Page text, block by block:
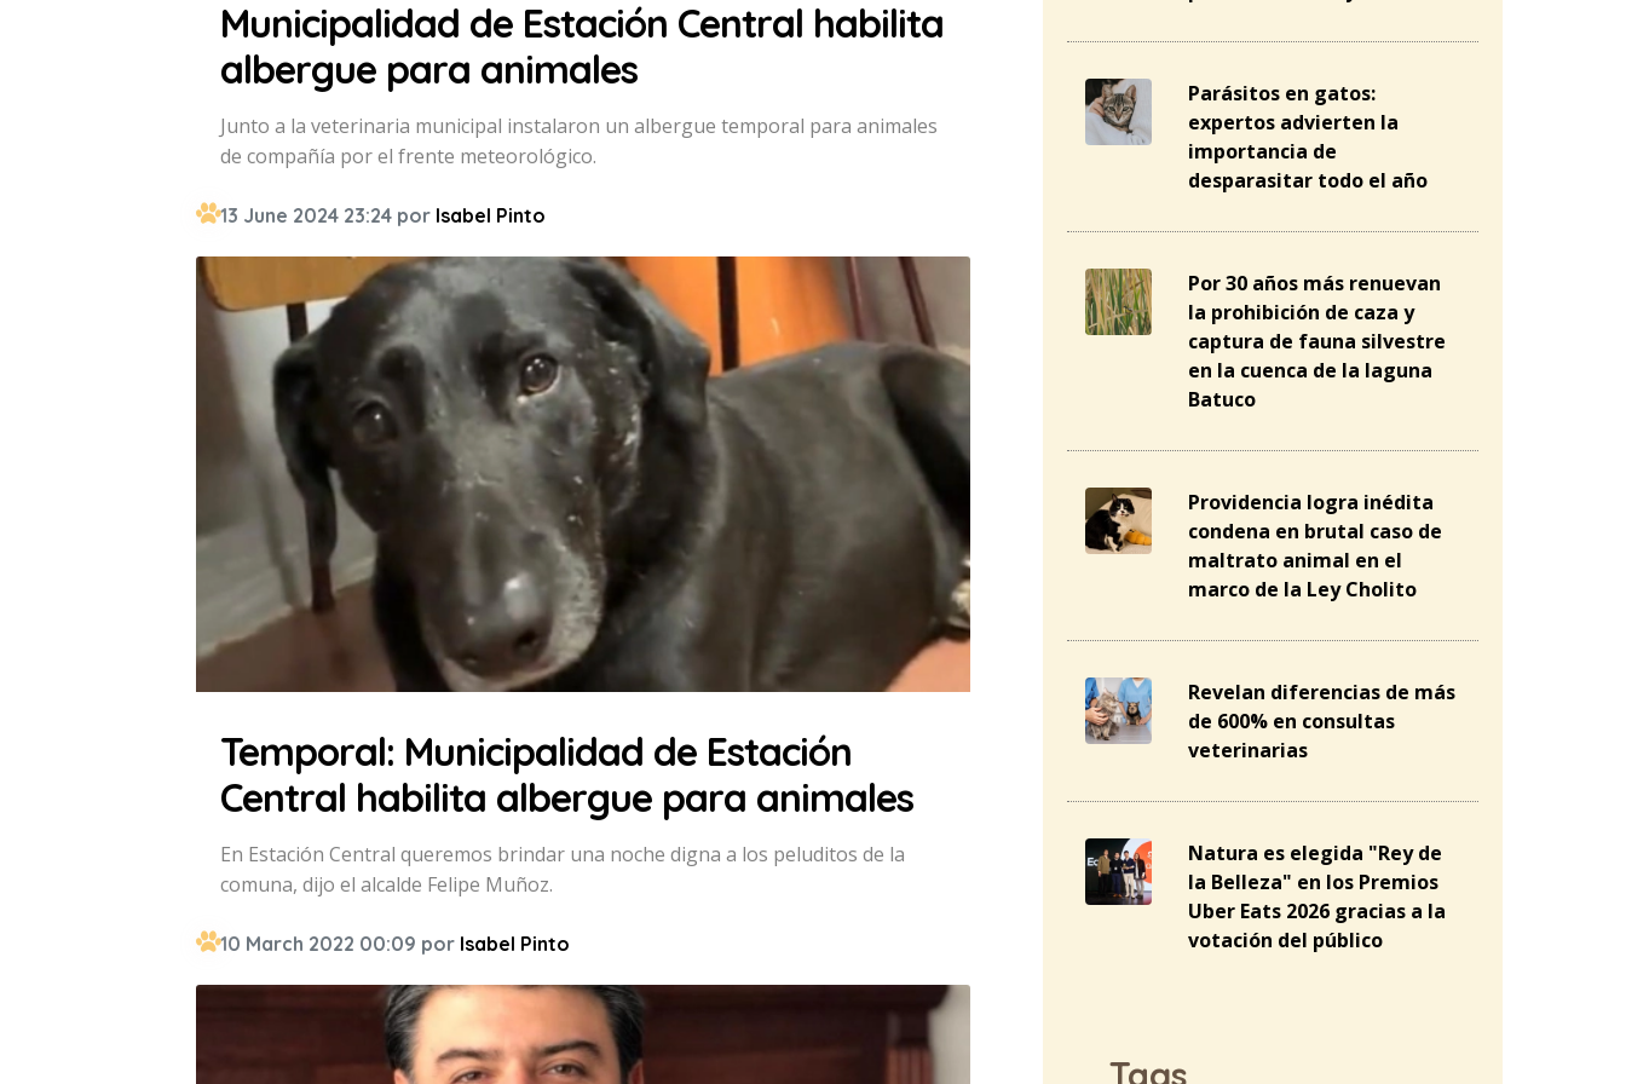
Municipalidad de Estación Central habilita
albergue para animales
Junto a la veterinaria municipal instalaron un albergue temporal para animales
de compañía por el frente meteorológico.
13 June 2024 23:24 por Isabel Pinto
Temporal: Municipalidad de Estación
Central habilita albergue para animales
En Estación Central queremos brindar una noche digna a los peluditos de la
comuna, dijo el alcalde Felipe Muñoz.
10 March 2022 00:09 por Isabel Pinto
Parásitos en gatos:
expertos advierten la
importancia de
desparasitar todo el año
Por 30 años más renuevan
la prohibición de caza y
captura de fauna silvestre
en la cuenca de la laguna
Batuco
Providencia logra inédita
condena en brutal caso de
maltrato animal en el
marco de la Ley Cholito
Revelan diferencias de más
de 600% en consultas
veterinarias
Natura es elegida "Rey de
la Belleza" en los Premios
Uber Eats 2026 gracias a la
votación del público
Tags